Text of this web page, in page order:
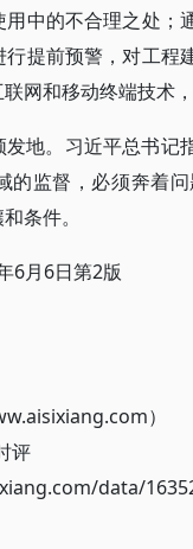
中的不合理之处
提前预警，对工
网和移动终端技术
地。习近平总书
的监督，必须奔着
条件。
6月6日第2版
）
评
data/